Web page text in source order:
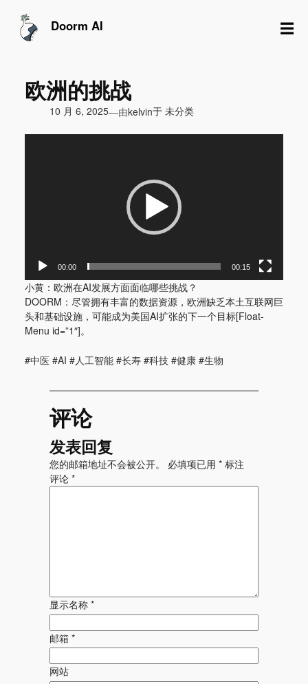
Doorm AI ☰
欧洲的挑战
10 月 6, 2025—由kelvin于 未分类
00:00 00:15
小黄：欧洲在AI发展方面面临哪些挑战？
DOORM：尽管拥有丰富的数据资源，欧洲缺乏本土互联网巨
头和基础设施，可能成为美国AI扩张的下一个目标[Float-
Menu id=”1″]。
#中医 #AI #人工智能 #长寿 #科技 #健康 #生物
评论
发表回复
您的邮箱地址不会被公开。 必填项已用 *标注
评论 *
显示名称 *
邮箱 *
网站